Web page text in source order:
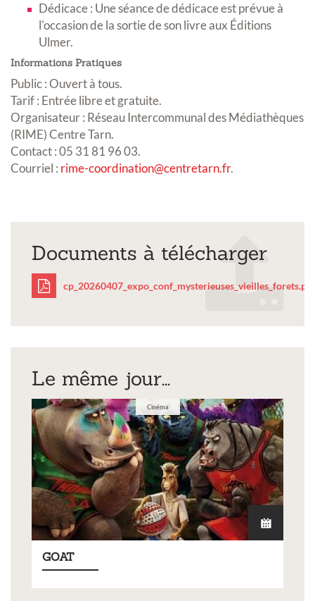
Dédicace : Une séance de dédicace est prévue à
l'occasion de la sortie de son livre aux Éditions
Ulmer.
Informations Pratiques
Public : Ouvert à tous.
Tarif : Entrée libre et gratuite.
Organisateur : Réseau Intercommunal des Médiathèques
(RIME) Centre Tarn.
Contact : 05 31 81 96 03.
Courriel : rime-coordination@centretarn.fr.
Documents à télécharger
Le même jour...
Cinéma
GOAT